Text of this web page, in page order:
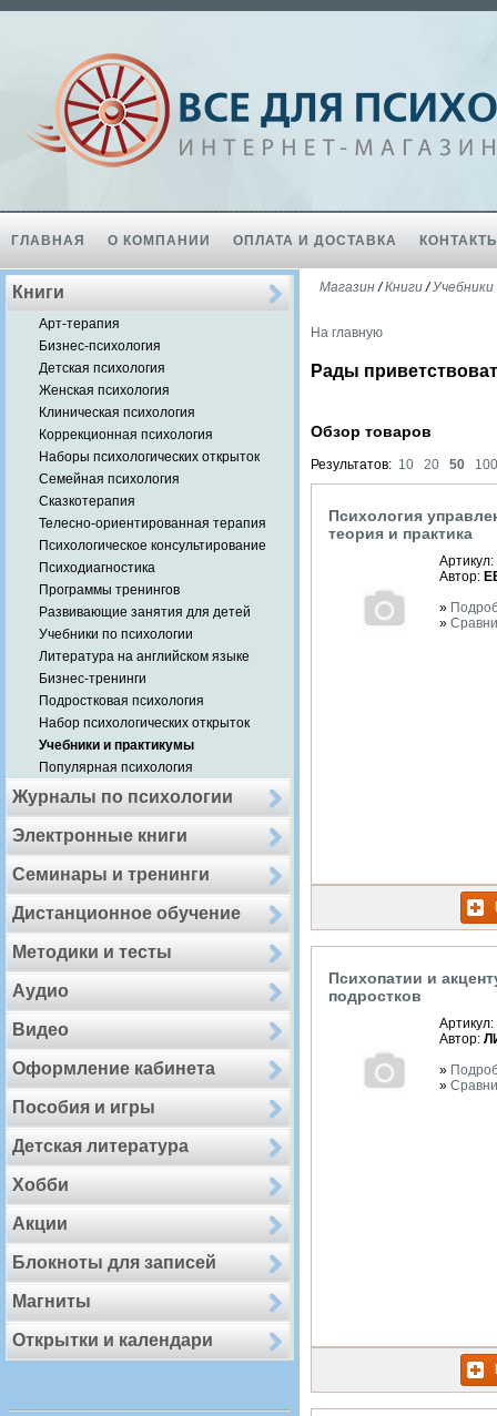
ГЛАВНАЯ О КОМПАНИИ ОПЛАТА И ДОСТАВКА
Книги
Арт-терапия
Бизнес-психология
Детская психология
Женская психология
Клиническая психология
Коррекционная психология
Наборы психологических открыток
Семейная психология
Сказкотерапия
Телесно-ориентированная терапия
Психологическое консультирование
Психодиагностика
Программы тренингов
Развивающие занятия для детей
Учебники по психологии
Литература на английском языке
Бизнес-тренинги
Подростковая психология
Набор психологических открыток
Учебники и практикумы
Популярная психология
Журналы по психологии
Электронные книги
Семинары и тренинги
Дистанционное обучение
Методики и тесты
Аудио
Видео
Оформление кабинета
Пособия и игры
Детская литература
Хобби
Акции
Блокноты для записей
Магниты
Открытки и календари
Магазин/Книги/
На главную
Рады
Обзор товаров
Результатов: 10 20 50 100
Психология
теория и практика
Артикул:
Автор:
»
»
Психопатии и
подростков
Артикул:
Автор:
»
»